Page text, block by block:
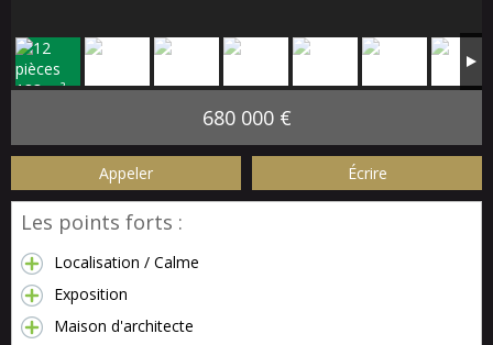
680 000 €
Appeler Écrire
Les points forts :
Localisation / Calme
Exposition
Maison d'architecte